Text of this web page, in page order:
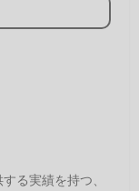
る実績を持つ、